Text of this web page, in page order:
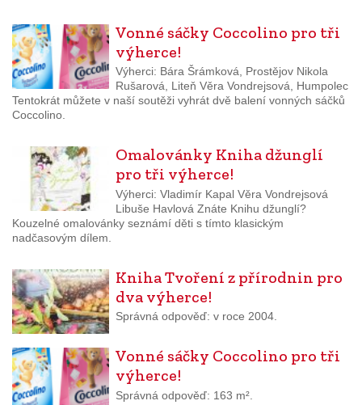
Vonné sáčky Coccolino pro tři
výherce!
Výherci: Bára Šrámková, Prostějov Nikola
Rušarová, Liteň Věra Vondrejsová, Humpolec
Tentokrát můžete v naší soutěži vyhrát dvě balení vonných sáčků
Coccolino.
Omalovánky Kniha džunglí
pro tři výherce!
Výherci: Vladimír Kapal Věra Vondrejsová
Libuše Havlová Znáte Knihu džunglí?
Kouzelné omalovánky seznámí děti s tímto klasickým
nadčasovým dílem.
Kniha Tvoření z přírodnin pro
dva výherce!
Správná odpověď: v roce 2004.
Vonné sáčky Coccolino pro tři
výherce!
Správná odpověď: 163 m².